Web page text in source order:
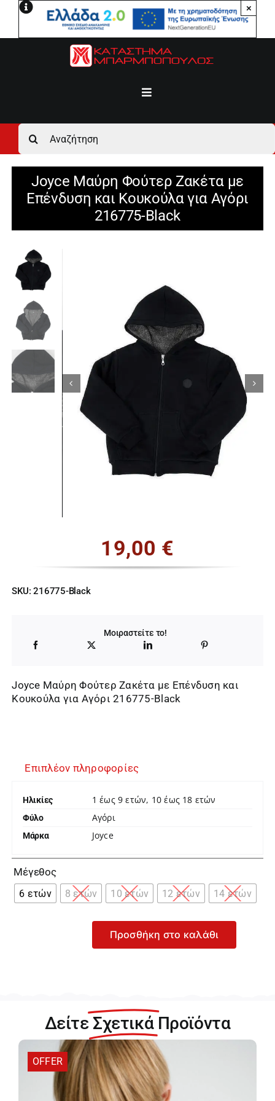
Μετάβαση
×
Toggle
Αρχική
Ανδρικά
Γυναικεία
Αγόρι
Κορίτσι
Εσώρουχα
Είδη Παρέλασης
Σχετικά με εμάς
Αναζήτηση
για:
Joyce Μαύρη Φούτερ Ζακέτα με
Επένδυση και Κουκούλα για Αγόρι
216775-Black
19,00 €
SKU:216775-Black
Μοιραστείτε το!
Joyce Μαύρη Φούτερ Ζακέτα με Επένδυση και
Κουκούλα για Αγόρι 216775-Black
Επιπλέον πληροφορίες
Ηλικίες 1 έως 9 ετών, 10 έως 18 ετών
Φύλο Αγόρι
Μάρκα Joyce
Μέγεθος
6 ετών 8 ετών 10 ετών 12 ετών 14 ετών
Επένδυση
και
Κουκούλα
για
Αγόρι
216775-
Black
Προσθήκη στο καλάθι
Δείτε Σχετικά Προϊόντα
OFFER